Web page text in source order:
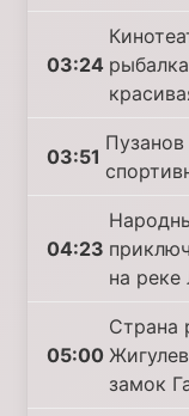
03:24
03:51
04:23
на реке
05:00
Страна
замок